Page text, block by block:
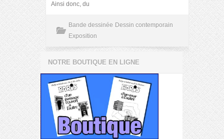
Ainsi donc, du
Bande dessinée Dessin contemporain
Exposition
NOTRE BOUTIQUE EN LIGNE